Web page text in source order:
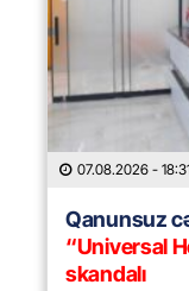
07.08.2026 -
Qanunsuz
“Universal
skandalı